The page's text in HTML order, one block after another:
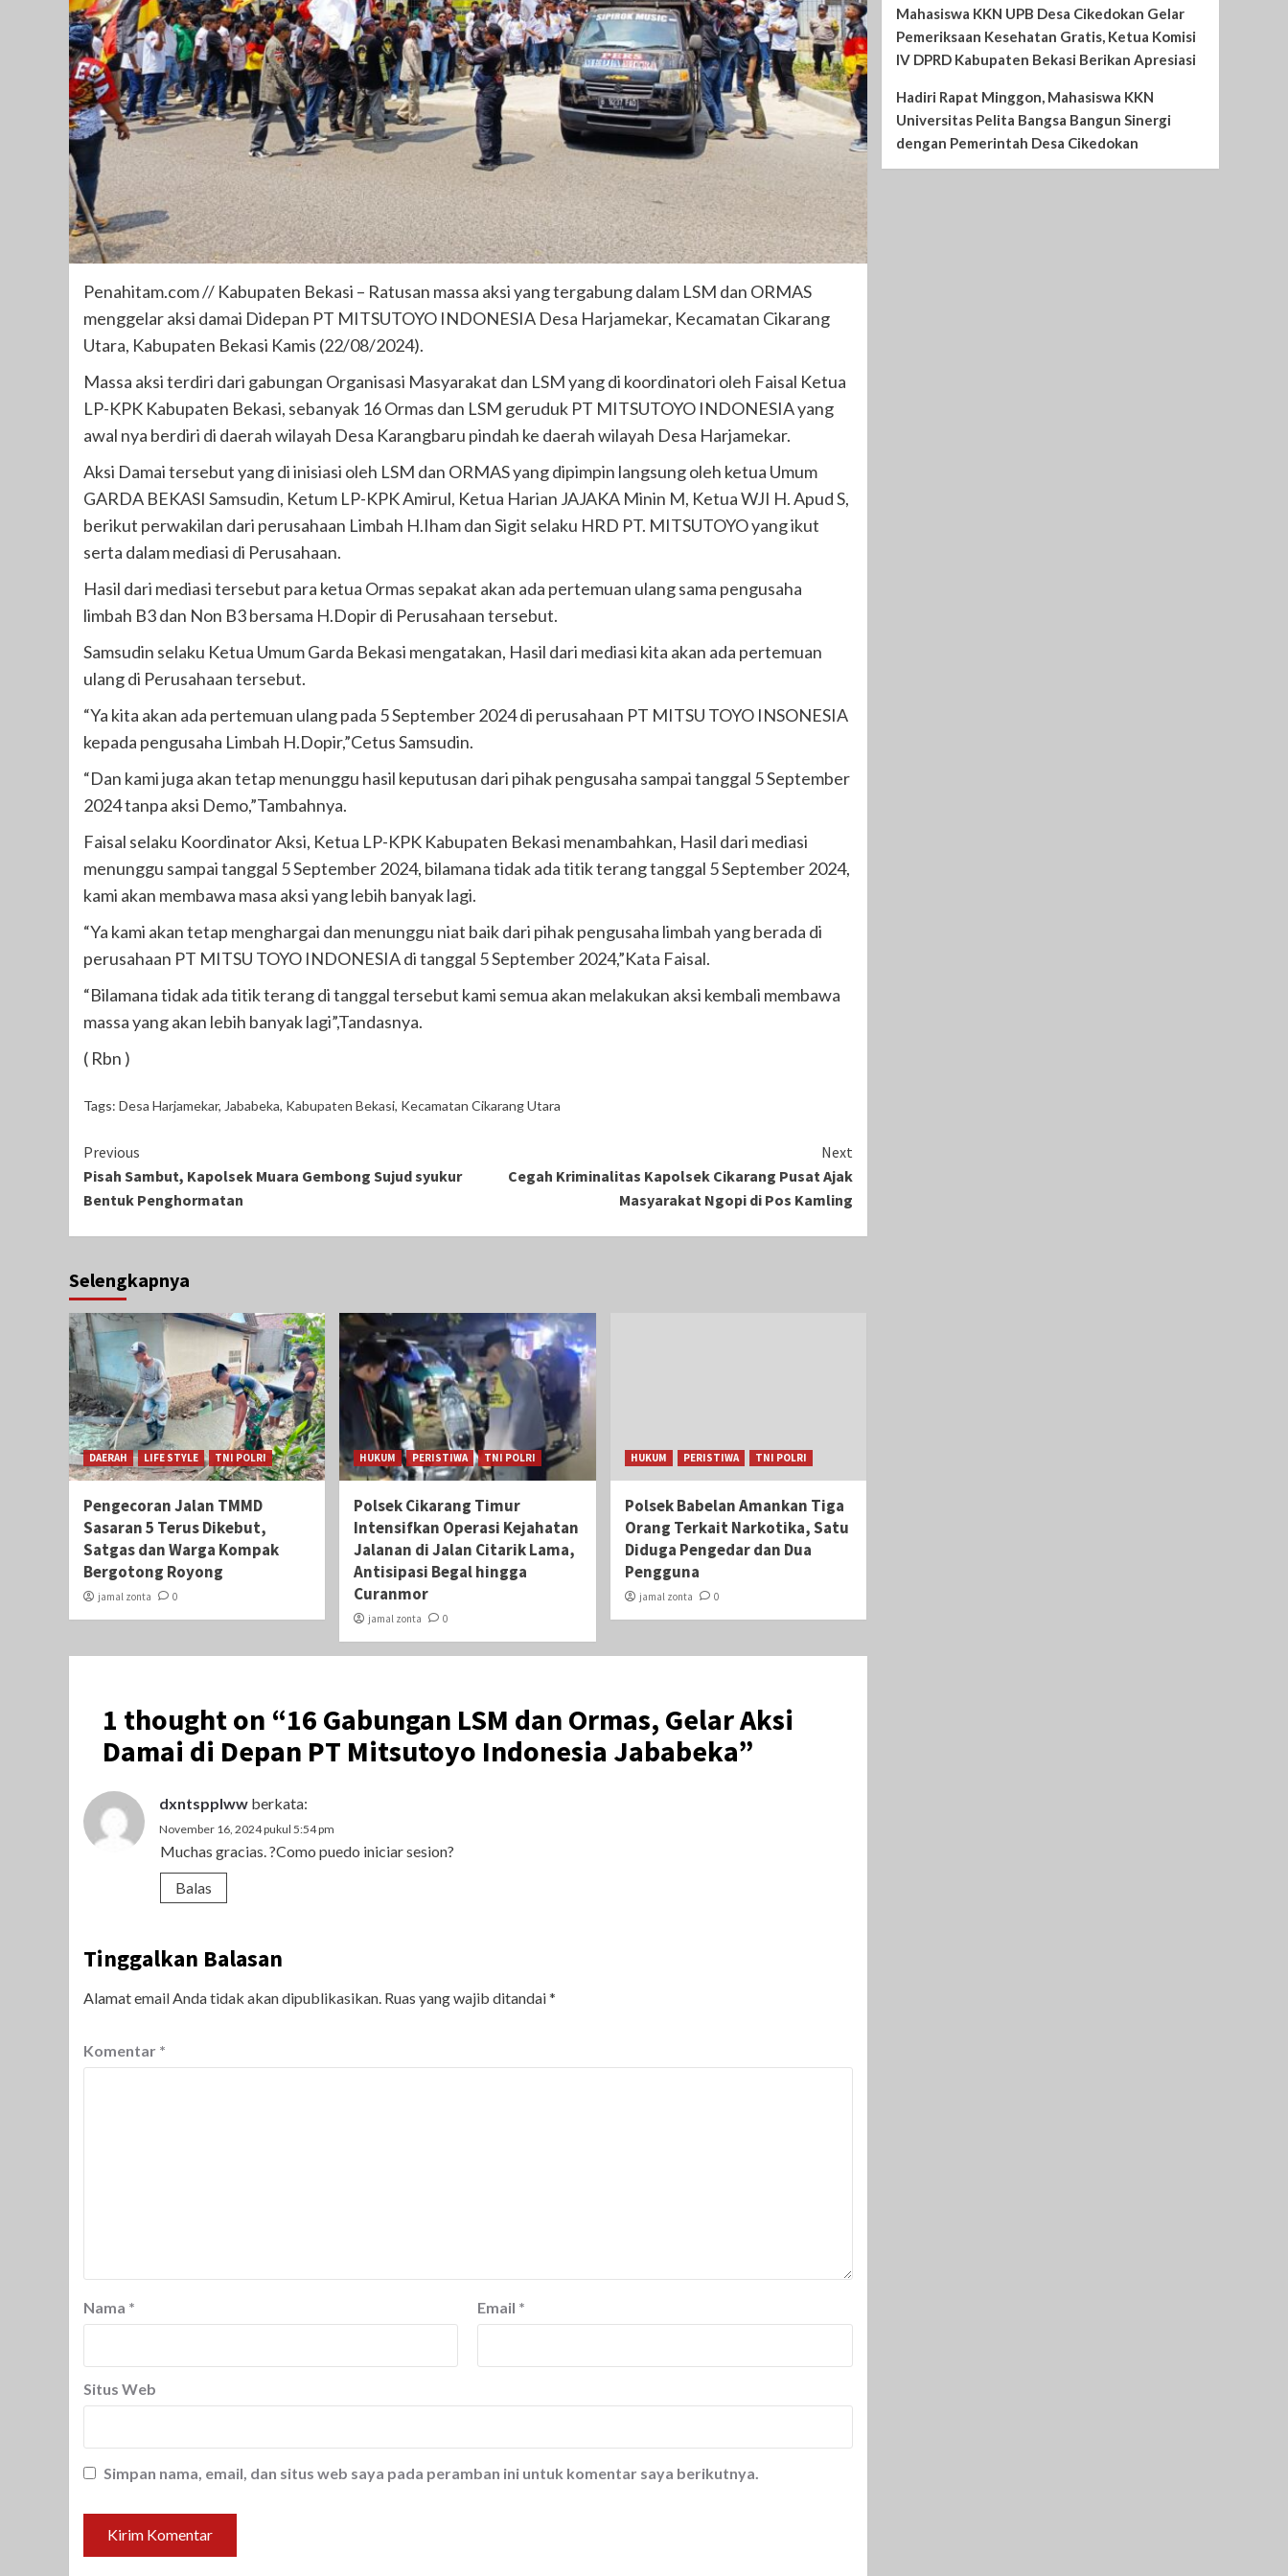
Penahitam.com // Kabupaten Bekasi – Ratusan massa aksi yang tergabung dalam LSM dan ORMAS
menggelar aksi damai Didepan PT MITSUTOYO INDONESIA Desa Harjamekar, Kecamatan Cikarang
Utara, Kabupaten Bekasi Kamis (22/08/2024).
Massa aksi terdiri dari gabungan Organisasi Masyarakat dan LSM yang di koordinatori oleh Faisal Ketua
LP-KPK Kabupaten Bekasi, sebanyak 16 Ormas dan LSM geruduk PT MITSUTOYO INDONESIA yang
awal nya berdiri di daerah wilayah Desa Karangbaru pindah ke daerah wilayah Desa Harjamekar.
Aksi Damai tersebut yang di inisiasi oleh LSM dan ORMAS yang dipimpin langsung oleh ketua Umum
GARDA BEKASI Samsudin, Ketum LP-KPK Amirul, Ketua Harian JAJAKA Minin M, Ketua WJI H. Apud S,
berikut perwakilan dari perusahaan Limbah H.Iham dan Sigit selaku HRD PT. MITSUTOYO yang ikut
serta dalam mediasi di Perusahaan.
Hasil dari mediasi tersebut para ketua Ormas sepakat akan ada pertemuan ulang sama pengusaha
limbah B3 dan Non B3 bersama H.Dopir di Perusahaan tersebut.
Samsudin selaku Ketua Umum Garda Bekasi mengatakan, Hasil dari mediasi kita akan ada pertemuan
ulang di Perusahaan tersebut.
“Ya kita akan ada pertemuan ulang pada 5 September 2024 di perusahaan PT MITSU TOYO INSONESIA
kepada pengusaha Limbah H.Dopir,”Cetus Samsudin.
“Dan kami juga akan tetap menunggu hasil keputusan dari pihak pengusaha sampai tanggal 5 September
2024 tanpa aksi Demo,”Tambahnya.
Faisal selaku Koordinator Aksi, Ketua LP-KPK Kabupaten Bekasi menambahkan, Hasil dari mediasi
menunggu sampai tanggal 5 September 2024, bilamana tidak ada titik terang tanggal 5 September 2024,
kami akan membawa masa aksi yang lebih banyak lagi.
“Ya kami akan tetap menghargai dan menunggu niat baik dari pihak pengusaha limbah yang berada di
perusahaan PT MITSU TOYO INDONESIA di tanggal 5 September 2024,”Kata Faisal.
“Bilamana tidak ada titik terang di tanggal tersebut kami semua akan melakukan aksi kembali membawa
massa yang akan lebih banyak lagi”,Tandasnya.
( Rbn )
Tags: Desa Harjamekar, Jababeka, Kabupaten Bekasi, Kecamatan Cikarang Utara
Continue
Reading
Previous
Pisah Sambut, Kapolsek Muara Gembong Sujud syukur
Bentuk Penghormatan
Next
Cegah Kriminalitas Kapolsek Cikarang Pusat Ajak
Masyarakat Ngopi di Pos Kamling
Selengkapnya
DAERAH LIFE STYLE TNI POLRI
Pengecoran Jalan TMMD
Sasaran 5 Terus Dikebut,
Satgas dan Warga Kompak
Bergotong Royong
jamal zonta 0
HUKUM PERISTIWA TNI POLRI
Polsek Cikarang Timur
Intensifkan Operasi Kejahatan
Jalanan di Jalan Citarik Lama,
Antisipasi Begal hingga
Curanmor
jamal zonta 0
HUKUM PERISTIWA TNI POLRI
Polsek Babelan Amankan Tiga
Orang Terkait Narkotika, Satu
Diduga Pengedar dan Dua
Pengguna
jamal zonta 0
1 thought on “16 Gabungan LSM dan Ormas, Gelar Aksi
Damai di Depan PT Mitsutoyo Indonesia Jababeka”
dxntspplww berkata:
November 16, 2024 pukul 5:54 pm
Muchas gracias. ?Como puedo iniciar sesion?
Balas
Tinggalkan Balasan
Alamat email Anda tidak akan dipublikasikan. Ruas yang wajib ditandai*
Komentar *
Nama * Email *
Situs Web
Simpan nama, email, dan situs web saya pada peramban ini untuk komentar saya berikutnya.
Mahasiswa KKN UPB Desa Cikedokan Gelar
Pemeriksaan Kesehatan Gratis, Ketua Komisi
IV DPRD Kabupaten Bekasi Berikan Apresiasi
Hadiri Rapat Minggon, Mahasiswa KKN
Universitas Pelita Bangsa Bangun Sinergi
dengan Pemerintah Desa Cikedokan